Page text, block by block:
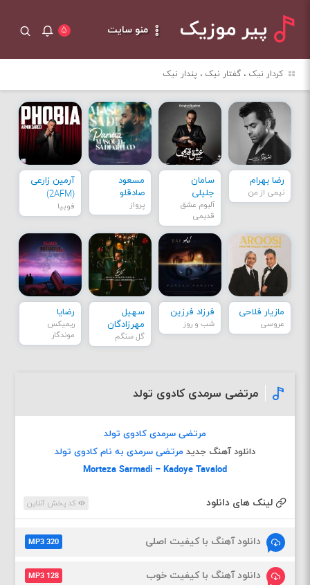
پیر موزیک منو سایت ۵
کردار نیک ، گفتار نیک ، پندار نیک
رضا بهرام
نیمی از من
سامان
جلیلی
آلبوم عشق
قدیمی
مسعود
صادقلو
پرواز
آرمین زارعی
(2AFM)
فوبیا
مازیار فلاحی
عروسی
فرزاد فرزین
شب و روز
سهیل
مهرزادگان
گل سنگم
رضایا
ریمیکس
موندگار
مرتضی سرمدی کادوی تولد
مرتضی سرمدی کادوی تولد
دانلود آهنگ جدید مرتضی سرمدی به نام کادوی تولد
Morteza Sarmadi – Kadoye Tavalod
لینک های دانلود کد پخش آنلاین
دانلود آهنگ با کیفیت اصلی MP3 320
دانلود آهنگ با کیفیت خوب MP3 128